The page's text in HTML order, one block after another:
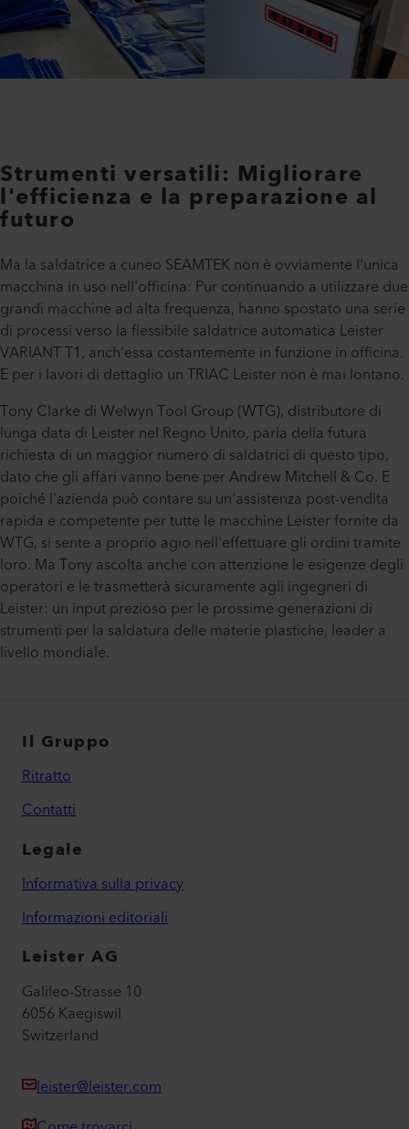
Strumenti versatili: Migliorare
l'efficienza e la preparazione al
futuro
Ma la saldatrice a cuneo SEAMTEK non è ovviamente l'unica
macchina in uso nell'officina: Pur continuando a utilizzare due
grandi macchine ad alta frequenza, hanno spostato una serie
di processi verso la flessibile saldatrice automatica Leister
VARIANT T1, anch'essa costantemente in funzione in officina.
E per i lavori di dettaglio un TRIAC Leister non è mai lontano.
Tony Clarke di Welwyn Tool Group (WTG), distributore di
lunga data di Leister nel Regno Unito, parla della futura
richiesta di un maggior numero di saldatrici di questo tipo,
dato che gli affari vanno bene per Andrew Mitchell & Co. E
poiché l'azienda può contare su un'assistenza post-vendita
rapida e competente per tutte le macchine Leister fornite da
WTG, si sente a proprio agio nell'effettuare gli ordini tramite
loro. Ma Tony ascolta anche con attenzione le esigenze degli
operatori e le trasmetterà sicuramente agli ingegneri di
Leister: un input prezioso per le prossime generazioni di
strumenti per la saldatura delle materie plastiche, leader a
livello mondiale.
Il Gruppo
Ritratto
Contatti
Legale
Informativa sulla privacy
Informazioni editoriali
Leister AG
Galileo-Strasse 10
6056 Kaegiswil
Switzerland
leister@leister.com